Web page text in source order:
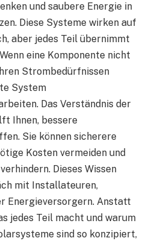
und saubere Energie in
Diese Systeme wirken auf
aber jedes Teil übernimmt
eine Komponente nicht
Strombedürfnissen
System
Das Verständnis der
Ihnen, bessere
Sie können sicherere
Kosten vermeiden und
Dieses Wissen
mit Installateuren,
Energieversorgern. Anstatt
jedes Teil macht und warum
sind so konzipiert,